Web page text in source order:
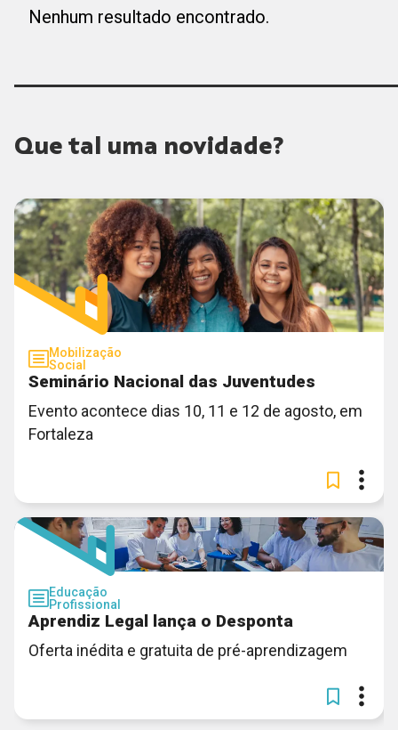
Nenhum resultado encontrado.
Que tal uma novidade?
Mobilização
Social
Seminário Nacional das Juventudes
Evento acontece dias 10, 11 e 12 de agosto, em
Fortaleza
Educação
Profissional
Aprendiz Legal lança o Desponta
Oferta inédita e gratuita de pré-aprendizagem